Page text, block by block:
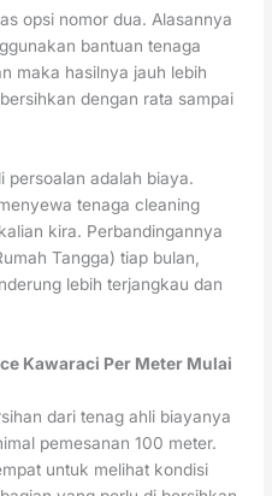
opsi nomor dua. Alasannya
bantuan tenaga
maka hasilnya jauh lebih
dengan rata sampai
persoalan adalah biaya.
tenaga cleaning
kira. Perbandingannya
Tangga) tiap bulan,
lebih terjangkau dan
Kawaraci Per Meter Mulai
dari tenag ahli biayanya
pemesanan 100 meter.
untuk melihat kondisi